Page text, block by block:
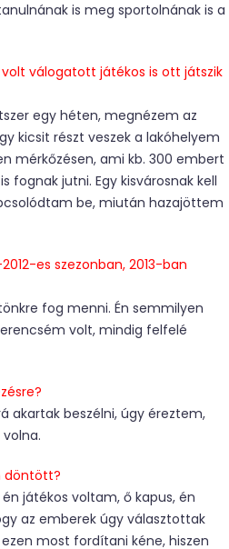
is meg sportolnának is a
válogatott játékos is ott játszik
egy héten, megnézem az
kicsit részt veszek a lakóhelyem
mérkőzésen, ami kb. 300 embert
fognak jutni. Egy kisvárosnak kell
be, miután hazajöttem
es szezonban, 2013-ban
fog menni. Én semmilyen
volt, mindig felfelé
akartak beszélni, úgy éreztem,
döntött?
játékos voltam, ő kapus, én
az emberek úgy választottak
most fordítani kéne, hiszen